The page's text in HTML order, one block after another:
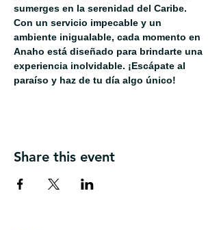
sumerges en la serenidad del Caribe.
Con un servicio impecable y un
ambiente inigualable, cada momento en
Anaho está diseñado para brindarte una
experiencia inolvidable. ¡Escápate al
paraíso y haz de tu día algo único!
Share this event